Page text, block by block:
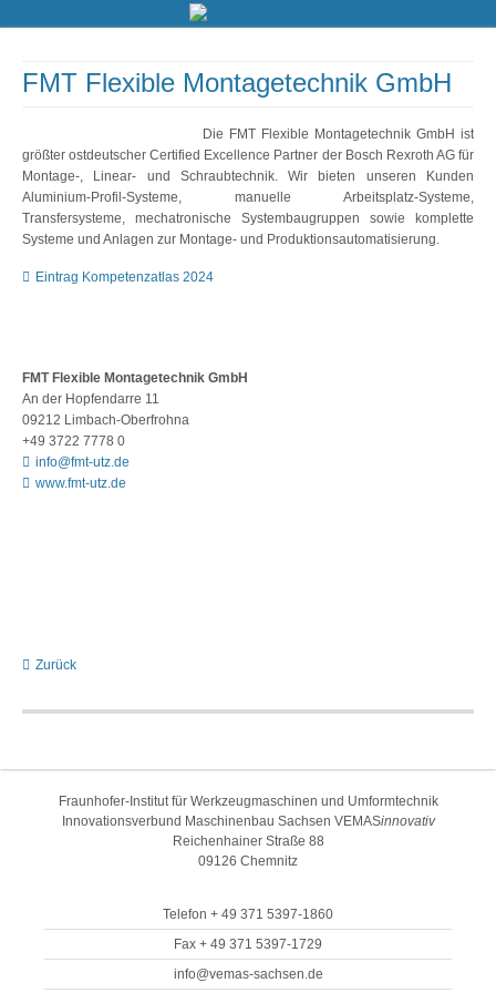
FMT Flexible Montagetechnik GmbH
Die FMT Flexible Montagetechnik GmbH ist
größter ostdeutscher Certified Excellence Partner der Bosch Rexroth AG für
Montage-, Linear- und Schraubtechnik. Wir bieten unseren Kunden
Aluminium-Profil-Systeme, manuelle Arbeitsplatz-Systeme,
Transfersysteme, mechatronische Systembaugruppen sowie komplette
Systeme und Anlagen zur Montage- und Produktionsautomatisierung.
Eintrag Kompetenzatlas 2024
FMT Flexible Montagetechnik GmbH
An der Hopfendarre 11
09212 Limbach-Oberfrohna
+49 3722 7778 0
info@fmt-utz.de
www.fmt-utz.de
Zurück
Fraunhofer-Institut für Werkzeugmaschinen und Umformtechnik
Innovationsverbund Maschinenbau Sachsen VEMASinnovativ
Reichenhainer Straße 88
09126 Chemnitz
Telefon + 49 371 5397-1860
Fax + 49 371 5397-1729
info@vemas-sachsen.de